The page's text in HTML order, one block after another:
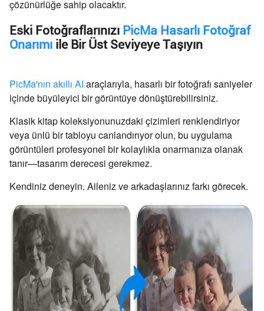
çözünürlüğe sahip olacaktır.
Eski Fotoğraflarınızı PicMa Hasarlı Fotoğraf
Onarımı ile Bir Üst Seviyeye Taşıyın
PicMa'nın akıllı AI araçlarıyla, hasarlı bir fotoğrafı saniyeler
içinde büyüleyici bir görüntüye dönüştürebilirsiniz.
Klasik kitap koleksiyonunuzdaki çizimleri renklendiriyor
veya ünlü bir tabloyu canlandırıyor olun, bu uygulama
görüntüleri profesyonel bir kolaylıkla onarmanıza olanak
tanır—tasarım derecesi gerekmez.
Kendiniz deneyin. Aileniz ve arkadaşlarınız farkı görecek.